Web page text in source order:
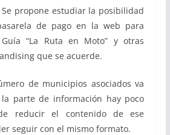
Se propone estudiar la posibilidad
de pago en la web para
“La Ruta en Moto” y otras
que se acuerde.
de municipios asociados va
parte de información hay poco
reducir el contenido de ese
seguir con el mismo formato.